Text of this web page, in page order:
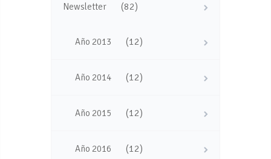
Newsletter (82)
Año 2013 (12)
Año 2014 (12)
Año 2015 (12)
Año 2016 (12)